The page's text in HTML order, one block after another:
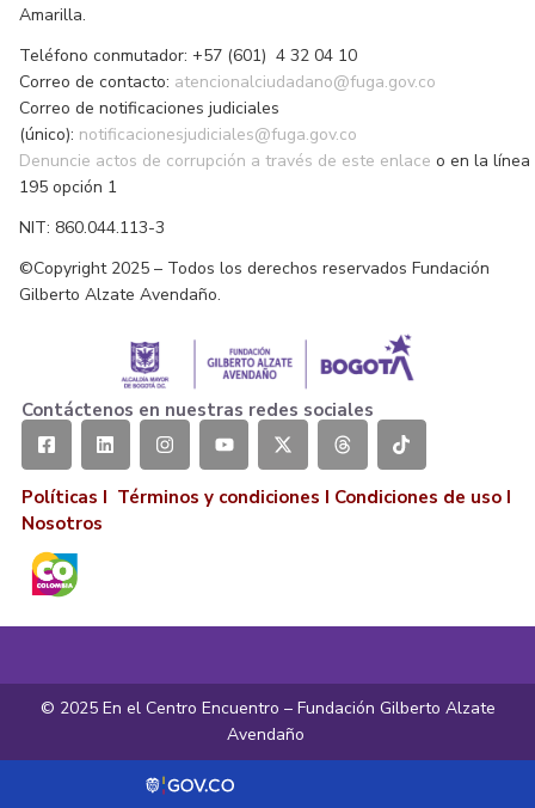
Amarilla.
Teléfono conmutador: +57 (601) 4 32 04 10
Correo de contacto: atencionalciudadano@fuga.gov.co
Correo de notificaciones judiciales
(único): notificacionesjudiciales@fuga.gov.co
Denuncie actos de corrupción a través de este enlace o en la línea
195 opción 1
NIT: 860.044.113-3
©Copyright 2025 – Todos los derechos reservados Fundación
Gilberto Alzate Avendaño.
Contáctenos en nuestras redes sociales
Políticas I Términos y condiciones I Condiciones de uso I
Nosotros
© 2025 En el Centro Encuentro – Fundación Gilberto Alzate
Avendaño